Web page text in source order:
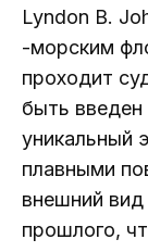
Lyndon B.
-морским
проходит
быть
уникальный
плавными
внешний
прошлого,